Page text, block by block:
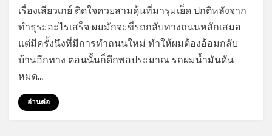
GayStory
Leave a comment
ควย
สาม
ดุ้น
เรื่องเสียวเกย์ ติดใจควยสามดุ้นที่มารุมเย็ด ปกติหลังจาก
ทำธุระอะไรเสร็จ ผมมักจะขี่รถกลับทางถนนหลักเสมอ
แต่มีครั้งนึงที่มีการทำถนนใหม่ ทำให้ผมต้องอ้อมกลับ
บ้านอีกทาง ตอนนั้นก็ดึกพอประมาณ รถผมน้ำมันดัน
หมด…
อ่านต่อ